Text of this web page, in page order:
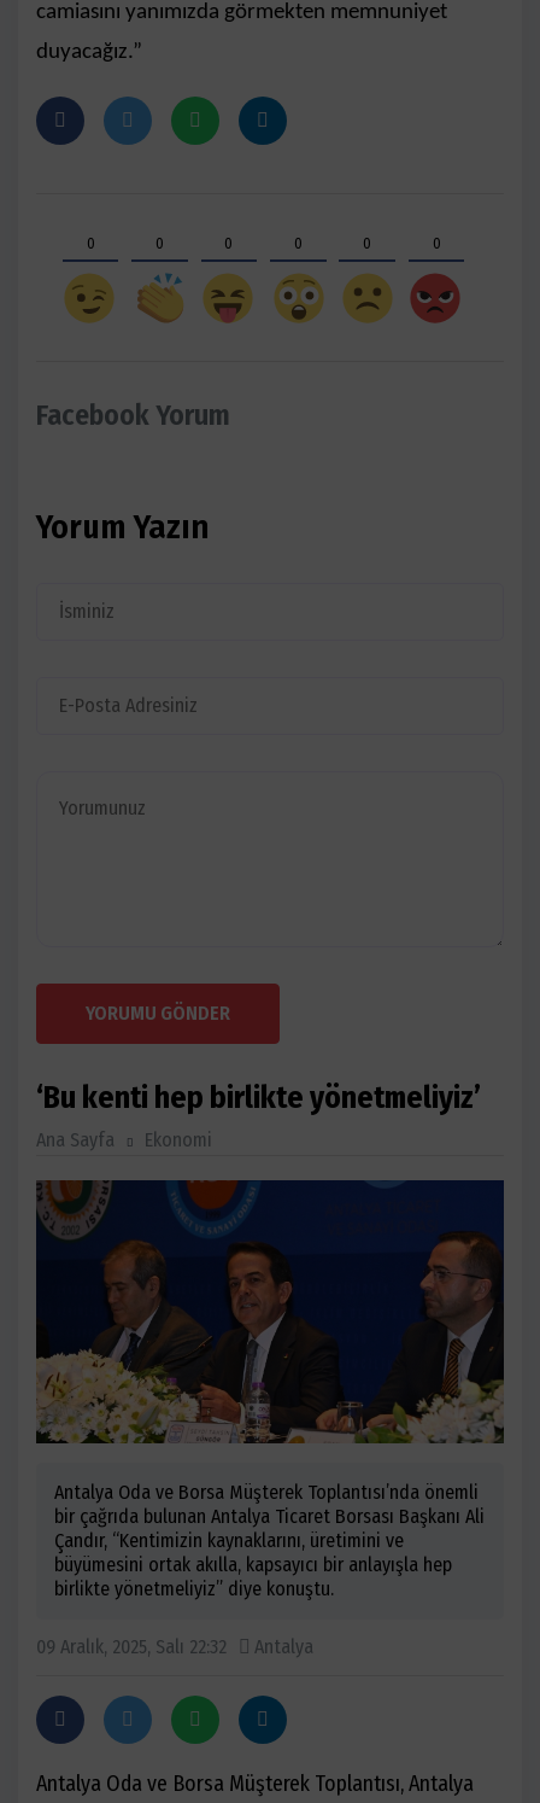
camiasını yanımızda görmekten memnuniyet
duyacağız.”
0 0 0 0 0 0
Facebook Yorum
Yorum Yazın
YORUMU GÖNDER
‘Bu kenti hep birlikte yönetmeliyiz’
Ana Sayfa Ekonomi
Antalya Oda ve Borsa Müşterek Toplantısı’nda önemli
bir çağrıda bulunan Antalya Ticaret Borsası Başkanı Ali
Çandır, “Kentimizin kaynaklarını, üretimini ve
büyümesini ortak akılla, kapsayıcı bir anlayışla hep
birlikte yönetmeliyiz” diye konuştu.
09 Aralık, 2025, Salı 22:32 Antalya
Antalya Oda ve Borsa Müşterek Toplantısı, Antalya